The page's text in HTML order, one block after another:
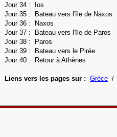
Jour 34 : Ios
Jour 35 : Bateau vers l'île de Naxos
Jour 36 : Naxos
Jour 37 : Bateau vers l'île de Paros
Jour 38 : Paros
Jour 39 : Bateau vers le Pirée
Jour 40 : Retour à Athènes
Liens vers les pages sur : Grèce